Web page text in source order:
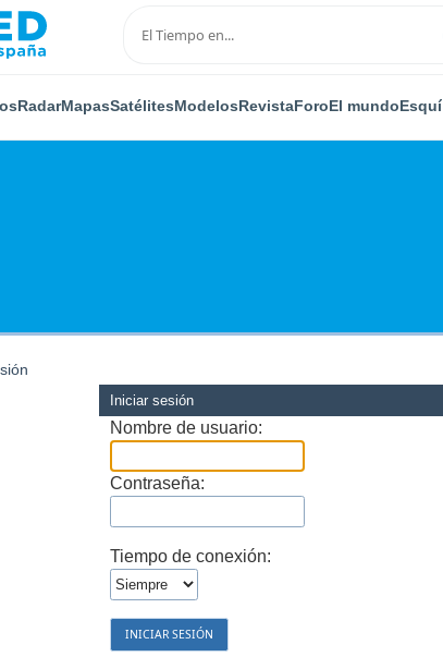
RadarMapasSatélitesModelosRevistaForoEl mundoEsquí
Iniciar sesión
Nombre de usuario:
Contraseña:
Tiempo de conexión: